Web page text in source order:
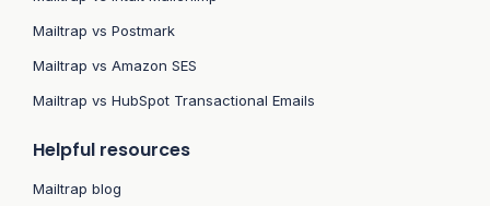
Mailtrap vs Postmark
Mailtrap vs Amazon SES
Mailtrap vs HubSpot Transactional Emails
Helpful resources
Mailtrap blog